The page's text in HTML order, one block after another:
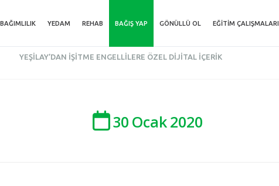
BAĞIMLILIK YEDAM REHAB BAĞIŞ YAP GÖNÜLLÜ OL EĞITIM ÇALIŞMALARI
YEŞILAY’DAN İŞITME ENGELLILERE ÖZEL DIJITAL İÇERIK
30 Ocak2020